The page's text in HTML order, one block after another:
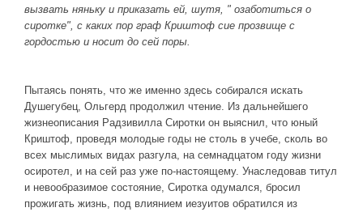
вызвать няньку и приказать ей, шутя, " озаботиться о
сиротке", с каких пор граф Криштоф сие прозвище с
гордостью и носит до сей поры.
Пытаясь понять, что же именно здесь собирался искать
Душегубец, Ольгерд продолжил чтение. Из дальнейшего
жизнеописания Радзивилла Сиротки он выяснил, что юный
Криштоф, проведя молодые годы не столь в учебе, сколь во
всех мыслимых видах разгула, на семнадцатом году жизни
осиротел, и на сей раз уже по-настоящему. Унаследовав титул
и невообразимое состояние, Сиротка одумался, бросил
прожигать жизнь, под влиянием иезуитов обратился из